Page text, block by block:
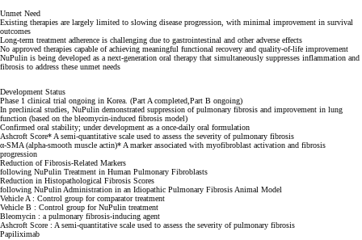
Unmet Need
Existing therapies are largely limited to slowing disease progression, with minimal improvement in survival
outcomes
Long-term treatment adherence is challenging due to gastrointestinal and other adverse effects
No approved therapies capable of achieving meaningful functional recovery and quality-of-life improvement
NuPulin is being developed as a next-generation oral therapy that simultaneously suppresses inflammation and
fibrosis to address these unmet needs
Development Status
Phase 1 clinical trial ongoing in Korea. (Part A completed,Part B ongoing)
In preclinical studies, NuPulin demonstrated suppression of pulmonary fibrosis and improvement in lung
function (based on the bleomycin-induced fibrosis model)
Confirmed oral stability; under development as a once-daily oral formulation
Ashcroft Score*A semi-quantitative scale used to assess the severity of pulmonary fibrosis
α-SMA (alpha-smooth muscle actin)*A marker associated with myofibroblast activation and fibrosis
progression
Reduction of Fibrosis-Related Markers
following NuPulin Treatment in Human Pulmonary Fibroblasts
Reduction in Histopathological Fibrosis Scores
following NuPulin Administration in an Idiopathic Pulmonary Fibrosis Animal Model
Vehicle A : Control group for comparator treatment
Vehicle B : Control group for NuPulin treatment
Bleomycin : a pulmonary fibrosis-inducing agent
Ashcroft Score : A semi-quantitative scale used to assess the severity of pulmonary fibrosis
Papiliximab